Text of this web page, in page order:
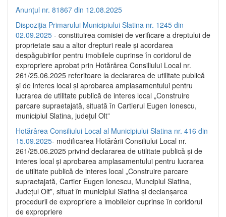
Anunțul nr. 81867 din 12.08.2025
Dispoziția Primarului Municipiului Slatina nr. 1245 din
02.09.2025 - constituirea comisiei de verificare a dreptului de
proprietate sau a altor drepturi reale și acordarea
despăgubirilor pentru imobilele cuprinse în coridorul de
expropriere aprobat prin Hotărârea Consiliului Local nr.
261/25.06.2025 referitoare la declararea de utilitate publică
și de interes local și aprobarea amplasamentului pentru
lucrarea de utilitate publică de interes local „Construire
parcare supraetajată, situată în Cartierul Eugen Ionescu,
municipiul Slatina, județul Olt”
Hotărârea Consiliului Local al Municipiului Slatina nr. 416 din
15.09.2025- modificarea Hotărârii Consiliului Local nr.
261/25.06.2025 privind declararea de utilitate publică și de
interes local și aprobarea amplasamentului pentru lucrarea
de utilitate publică de interes local „Construire parcare
supraetajată, Cartier Eugen Ionescu, Muncipiul Slatina,
Județul Olt”, situat în municipiul Slatina și declanșarea
procedurii de expropriere a imobilelor cuprinse în coridorul
de expropriere